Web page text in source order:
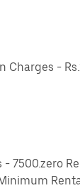
Charges -
7500.zero